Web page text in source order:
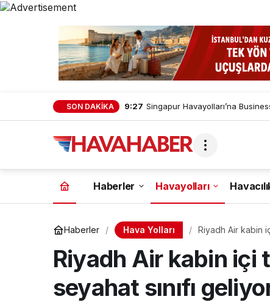
SON DAKİKA 9:27 Singapur Havayolları’na
Haberler Havayolları
Haberler Hava Yolları Riyadh Air kabin içi
Riyadh Air kabin içi
seyahat sınıfı